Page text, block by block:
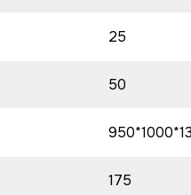
25
50
175